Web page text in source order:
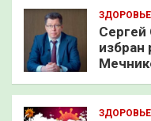
ЗДОРОВЬЕ
Сергей
ЗДОРОВЬЕ